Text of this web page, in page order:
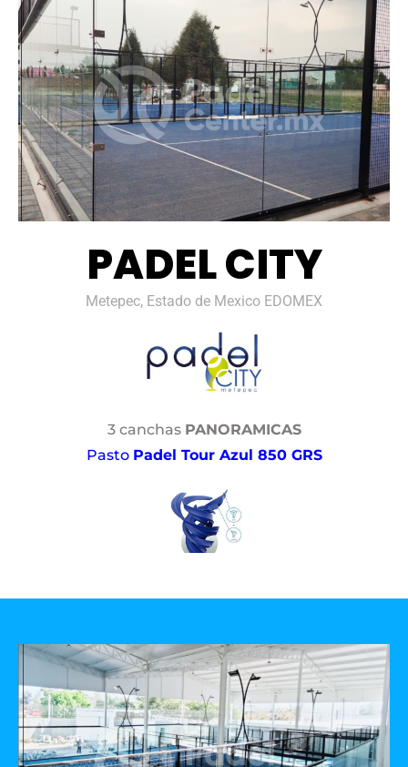
PADEL CITY
Metepec, Estado de Mexico EDOMEX
3 canchas PANORAMICAS
Pasto Padel Tour Azul 850 GRS